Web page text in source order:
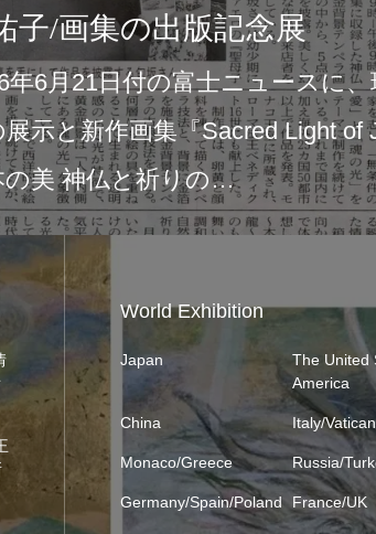
of Japan
日より、タリーズコーヒー富士市
にて作品展示が始まりました。今
新作画集『Sacred Light o…
World Exhibition
Japan
The United
America
China Italy/Vatican
Monaco/Greece Russia/
Germany/Spain/Poland France/UK